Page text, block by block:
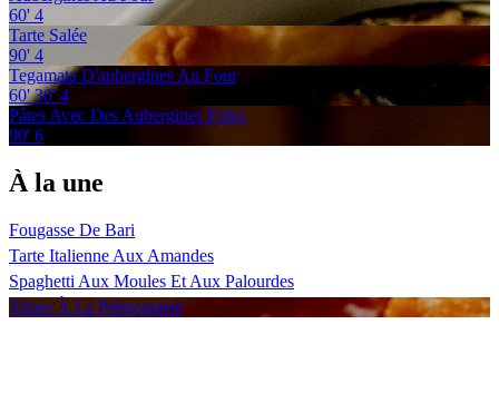
60' 4
Tarte Salée
90' 4
Tegamata D'aubergines Au Four
60'30'4
Pâtes Avec Des Aubergines Frites
90' 6
À la une
Fougasse De Bari
Tarte Italienne Aux Amandes
Spaghetti Aux Moules Et Aux Palourdes
Tripes À La Piémontaise